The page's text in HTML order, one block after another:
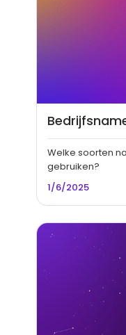
Welke soorten
gebruiken?
1/6/2025